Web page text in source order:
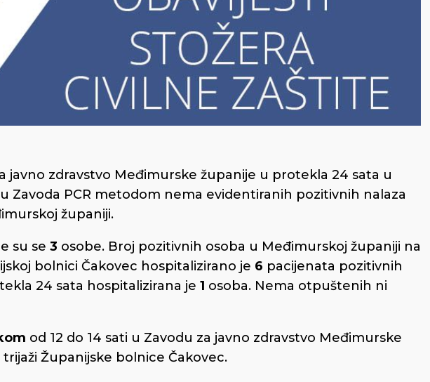
javno zdravstvo Međimurske županije u protekla 24 sata u
Zavoda PCR metodom nema evidentiranih pozitivnih nalaza
županiji.
su se 3 osobe. Broj pozitivnih osoba u Međimurskoj županiji na
bolnici Čakovec hospitalizirano je 6 pacijenata pozitivnih
24 sata hospitalizirana je 1 osoba. Nema otpuštenih ni
od 12 do 14 sati u Zavodu za javno zdravstvo Međimurske
Županijske bolnice Čakovec.